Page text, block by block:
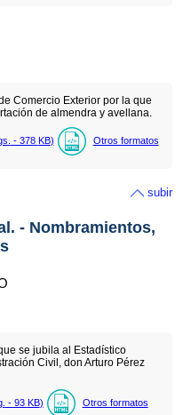
Comercio Exterior por la que
de almendra y avellana.
- 378 KB) Otros formatos
subir
- Nombramientos,
se jubila al Estadístico
Civil, don Arturo Pérez
- 93 KB) Otros formatos